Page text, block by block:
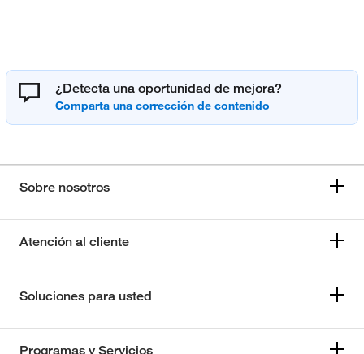
¿Detecta una oportunidad de mejora?
Sobre nosotros
Atención al cliente
Soluciones para usted
Programas y Servicios